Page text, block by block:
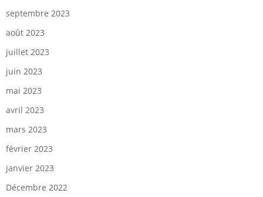
septembre 2023
août 2023
juillet 2023
juin 2023
mai 2023
avril 2023
mars 2023
février 2023
janvier 2023
Décembre 2022